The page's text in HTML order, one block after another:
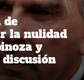
de
la nulidad
y